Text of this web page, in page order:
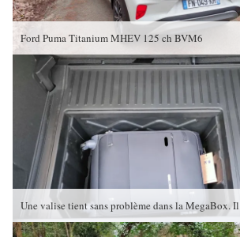
Ford Puma Titanium MHEV 125 ch BVM6